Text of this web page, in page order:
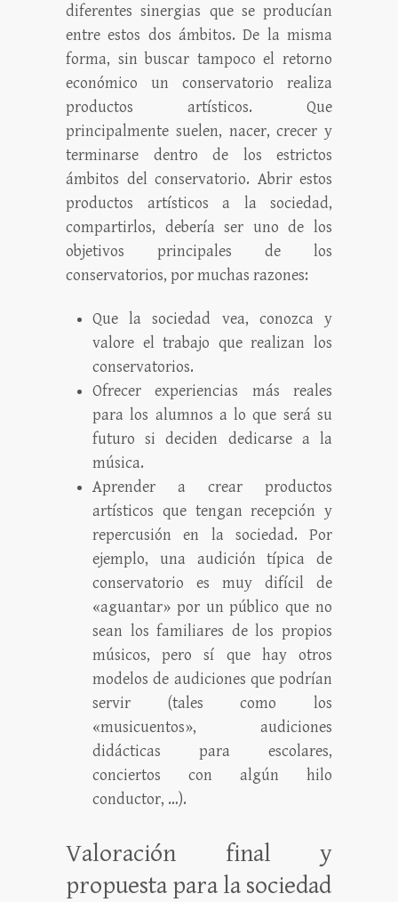
diferentes sinergias que se producían
entre estos dos ámbitos. De la misma
forma, sin buscar tampoco el retorno
económico un conservatorio realiza
productos artísticos. Que
principalmente suelen, nacer, crecer y
terminarse dentro de los estrictos
ámbitos del conservatorio. Abrir estos
productos artísticos a la sociedad,
compartirlos, debería ser uno de los
objetivos principales de los
conservatorios, por muchas razones:
Que la sociedad vea, conozca y
valore el trabajo que realizan los
conservatorios.
Ofrecer experiencias más reales
para los alumnos a lo que será su
futuro si deciden dedicarse a la
música.
Aprender a crear productos
artísticos que tengan recepción y
repercusión en la sociedad. Por
ejemplo, una audición típica de
conservatorio es muy difícil de
«aguantar» por un público que no
sean los familiares de los propios
músicos, pero sí que hay otros
modelos de audiciones que podrían
servir (tales como los
«musicuentos», audiciones
didácticas para escolares,
conciertos con algún hilo
conductor, …).
Valoración final y
propuesta para la sociedad